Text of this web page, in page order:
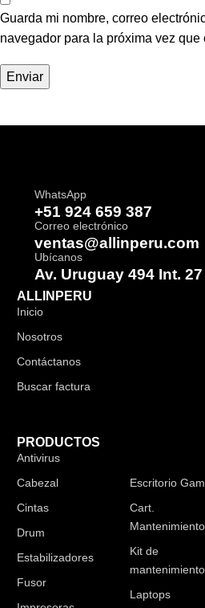
Guarda mi nombre, correo
navegador para la próxima vez que
WhatsApp
+51 924 659 387
Correo electrónico
ventas@allinperu.com
Ubícanos
Av. Uruguay 494 Int.
ALLINPERU
Inicio
Nosotros
Contáctanos
Buscar factura
PRODUCTOS
Antivirus
Cabezal
Cintas
Drum
Estabilizadores
Fusor
Escritorio
Cart.
Mantenimiento
Kit de
mantenimiento
Laptops